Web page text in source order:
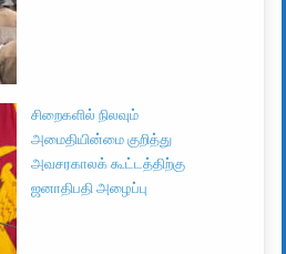
சிறைகளில் நிலவும்
அமைதியின்மை குறித்து
அவசரகாலக் கூட்டத்திற்கு
ஜனாதிபதி அழைப்பு